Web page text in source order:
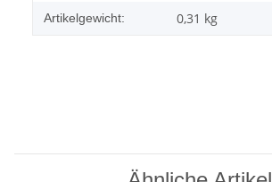
Artikelgewicht: 0,31 kg